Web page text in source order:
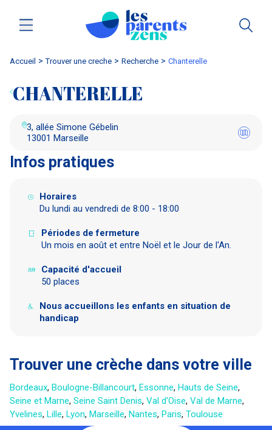
Accueil trouver une creche Recherche chanterelle
CHANTERELLE
3, allée Simone Gébelin
13001 Marseille
Infos pratiques
Horaires
Du lundi au vendredi de 8:00 - 18:00
Périodes de fermeture
Un mois en août et entre Noël et le Jour de l'An.
Capacité d'accueil
50 places
Nous accueillons les enfants en situation de
handicap
Trouver une crèche dans votre ville
Bordeaux, Boulogne-Billancourt, Essonne, Hauts de Seine,
Seine et Marne, Seine Saint Denis, Val d'Oise, Val de Marne,
Yvelines, Lille, Lyon, Marseille, Nantes, Paris, Toulouse